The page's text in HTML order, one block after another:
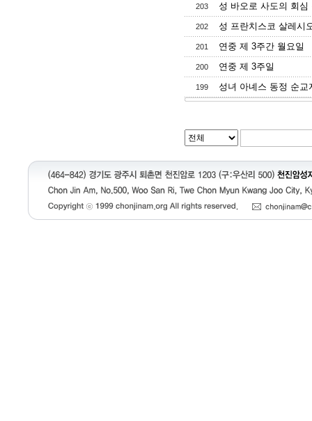
203 성 바오로 사도의 회심
202 성 프란치스코 살레시
201 연중 제 3주간 월요일
200 연중 제 3주일
199 성녀 아녜스 동정 순교